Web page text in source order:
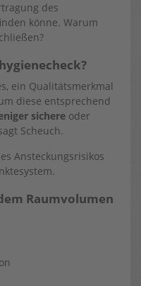
des
könne. Warum
ein Qualitätsmerkmal
diese entsprechend
sichere oder
Scheuch.
Ansteckungsrisikos
Raumvolumen